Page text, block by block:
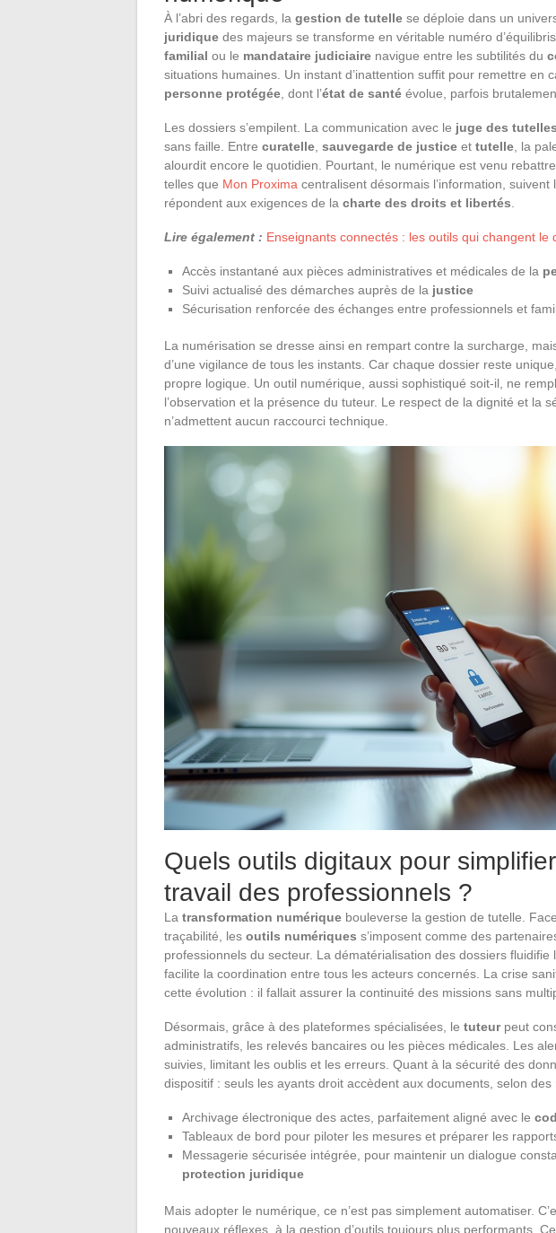
À l’abri des regards, la gestion de tutelle se déploie dans un
juridique des majeurs se transforme en véritable numéro
familial ou le mandataire judiciaire navigue entre les subtilités du
situations humaines. Un instant d’inattention suffit pour remettre en
personne protégée , dont l’état de santé évolue, parfois
Les dossiers s’empilent. La communication avec le juge des tutelles
sans faille. Entre curatelle sauvegarde de justice et tutelle , la
alourdit encore le quotidien. Pourtant, le numérique est venu
telles que Mon Proxima centralisent désormais l’information, suivent
répondent aux exigences de la charte des droits et libertés
Lire également : Enseignants connectés : les outils qui changent le
Accès instantané aux pièces administratives et médicales de la
Suivi actualisé des démarches auprès de la justice
Sécurisation renforcée des échanges entre professionnels et
La numérisation se dresse ainsi en rempart contre la surcharge,
d’une vigilance de tous les instants. Car chaque dossier reste
propre logique. Un outil numérique, aussi sophistiqué soit-il, ne
l’observation et la présence du tuteur. Le respect de la dignité et la
n’admettent aucun raccourci technique.
Quels outils digitaux pour
travail des professionnels ?
La transformation numérique bouleverse la gestion de tutelle.
traçabilité, les outils numériques s’imposent comme des
professionnels du secteur. La dématérialisation des dossiers fluidifie
facilite la coordination entre tous les acteurs concernés. La crise
cette évolution : il fallait assurer la continuité des missions sans
Désormais, grâce à des plateformes spécialisées, le tuteurpeut
administratifs, les relevés bancaires ou les pièces médicales. Les
suivies, limitant les oublis et les erreurs. Quant à la sécurité des
dispositif : seuls les ayants droit accèdent aux documents, selon des
Archivage électronique des actes, parfaitement aligné avec le
Tableaux de bord pour piloter les mesures et préparer les
Messagerie sécurisée intégrée, pour maintenir un dialogue
protection juridique
Mais adopter le numérique, ce n’est pas simplement automatiser.
nouveaux réflexes, à la gestion d’outils toujours plus performants.